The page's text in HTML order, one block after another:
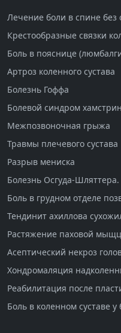
Лечение боли в спине без
Крестообразные связки
Боль в пояснице
Артроз коленного сустава
Болезнь Гоффа
Болевой синдром
Межпозвоночная грыжа
Травмы плечевого сустава
Разрыв мениска
Болезнь Осгуда-Шляттера.
Боль в грудном отделе
Тендинит ахиллова
Растяжение паховой
Асептический некроз
Хондромаляция
Реабилитация после
Боль в коленном суставе